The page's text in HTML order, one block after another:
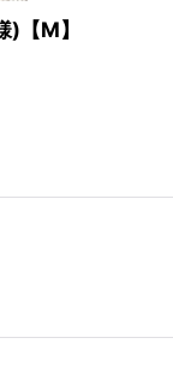
【M】